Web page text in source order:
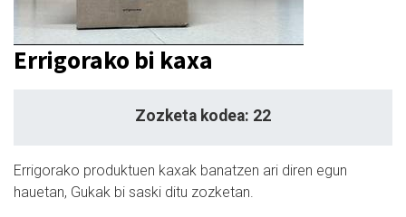
Errigorako bi kaxa
Zozketa kodea: 22
Errigorako produktuen kaxak banatzen ari diren egun
hauetan, Gukak bi saski ditu zozketan.